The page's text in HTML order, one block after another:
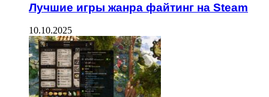
Лучшие игры жанра файтинг на Steam
10.10.2025